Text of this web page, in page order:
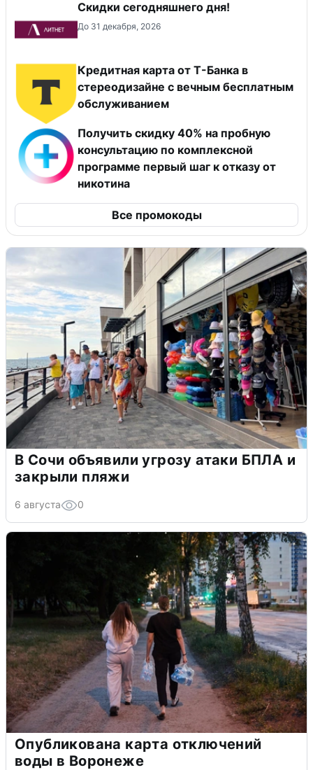
Скидки сегодняшнего дня!
До 31 декабря, 2026
Кредитная карта от Т-Банка в
стереодизайне с вечным бесплатным
обслуживанием
Получить скидку 40% на пробную
консультацию по комплексной
программе первый шаг к отказу от
никотина
Все промокоды
В Сочи объявили угрозу атаки БПЛА и
закрыли пляжи
6 августа 0
Опубликована карта отключений
воды в Воронеже